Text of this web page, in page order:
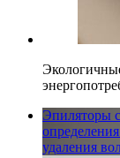
Эпиляторы
удаления